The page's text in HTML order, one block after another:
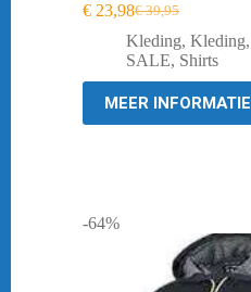
€39,95
Oorspronkelijke
prijs
was:
€ 39,95.
€ 23,98Huidige
prijs
is:
€ 23,98.
Kleding, Kleding,
SALE, Shirts
MEER INFORMATIE
-64%